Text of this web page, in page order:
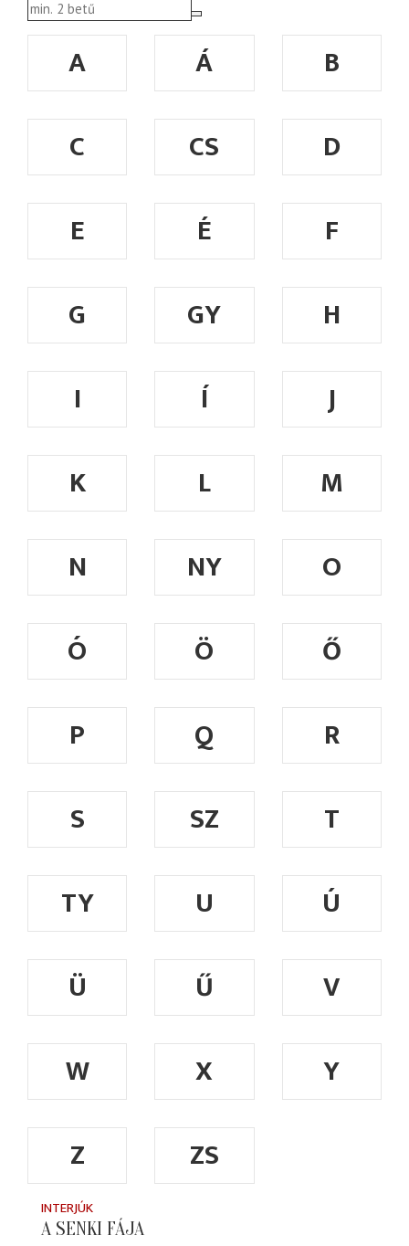
A Á
B
C
CS
D
E
É
F
G
GY
H
I
Í
J
K
L
M
N
NY
O
Ó
Ö
Ő
P
Q
R
S
SZ
T
TY
U
Ú
Ü
Ű
V
W
X
Y
Z
ZS
INTERJÚK
A SENKI FÁJA